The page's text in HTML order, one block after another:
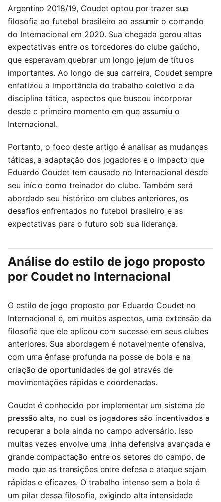
Argentino 2018/19, Coudet optou por trazer sua
filosofia ao futebol brasileiro ao assumir o comando
do Internacional em 2020. Sua chegada gerou altas
expectativas entre os torcedores do clube gaúcho,
que esperavam quebrar um longo jejum de títulos
importantes. Ao longo de sua carreira, Coudet sempre
enfatizou a importância do trabalho coletivo e da
disciplina tática, aspectos que buscou incorporar
desde o primeiro momento em que assumiu o
Internacional.
Portanto, o foco deste artigo é analisar as mudanças
táticas, a adaptação dos jogadores e o impacto que
Eduardo Coudet tem causado no Internacional desde
seu início como treinador do clube. Também será
abordado seu histórico em clubes anteriores, os
desafios enfrentados no futebol brasileiro e as
expectativas para o futuro sob sua liderança.
Análise do estilo de jogo proposto
por Coudet no Internacional
O estilo de jogo proposto por Eduardo Coudet no
Internacional é, em muitos aspectos, uma extensão da
filosofia que ele aplicou com sucesso em seus clubes
anteriores. Sua abordagem é notavelmente ofensiva,
com uma ênfase profunda na posse de bola e na
criação de oportunidades de gol através de
movimentações rápidas e coordenadas.
Coudet é conhecido por implementar um sistema de
pressão alta, no qual os jogadores são incentivados a
recuperar a bola ainda no campo adversário. Isso
muitas vezes envolve uma linha defensiva avançada e
grande compactação entre os setores do campo, de
modo que as transições entre defesa e ataque sejam
rápidas e eficazes. O trabalho intenso sem a bola é
um pilar dessa filosofia, exigindo alta intensidade